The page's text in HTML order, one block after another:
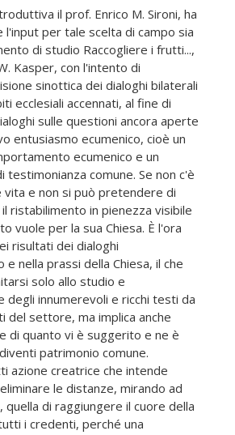
il prof. Enrico M. Sironi, ha
l'input per tale scelta di campo sia
di studio Raccogliere i frutti...,
Kasper, con l'intento di
sinottica dei dialoghi bilaterali
ecclesiali accennati, al fine di
sulle questioni ancora aperte
entusiasmo ecumenico, cioè un
ecumenico e un
testimonianza comune. Se non c'è
vita e non si può pretendere di
ristabilimento in pienezza visibile
vuole per la sua Chiesa. È l'ora
risultati dei dialoghi
e nella prassi della Chiesa, il che
solo allo studio e
degli innumerevoli e ricchi testi da
del settore, ma implica anche
di quanto vi è suggerito e ne è
patrimonio comune.
azione creatrice che intende
le distanze, mirando ad
quella di raggiungere il cuore della
i credenti, perché una